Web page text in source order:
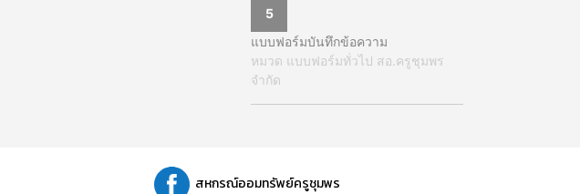
5
แบบฟอร์มบันทึกข้อความ
หมวด แบบฟอร์มทั่วไป สอ.ครูชุมพร
จำกัด
สหกรณ์ออมทรัพย์ครูชุมพร